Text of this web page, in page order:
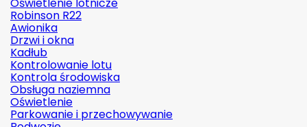
Robinson R22
Awionika
Drzwi i okna
Kadłub
Kontrolowanie lotu
Kontrola środowiska
Obsługa naziemna
Oświetlenie
Parkowanie i przechowywanie